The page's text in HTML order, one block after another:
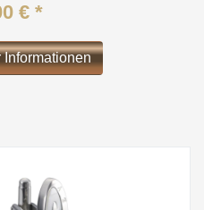
€ *
Informationen